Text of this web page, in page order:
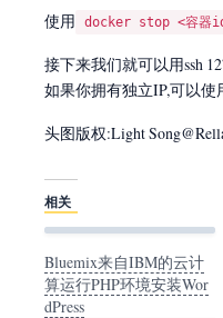
使用 docker stop <容器
接下来我们就可以用ssh
如果你拥有独立IP,可以
头图版权:Light
相关
Bluemix来自IBM的云计
算运行PHP环境安装Wor
dPress